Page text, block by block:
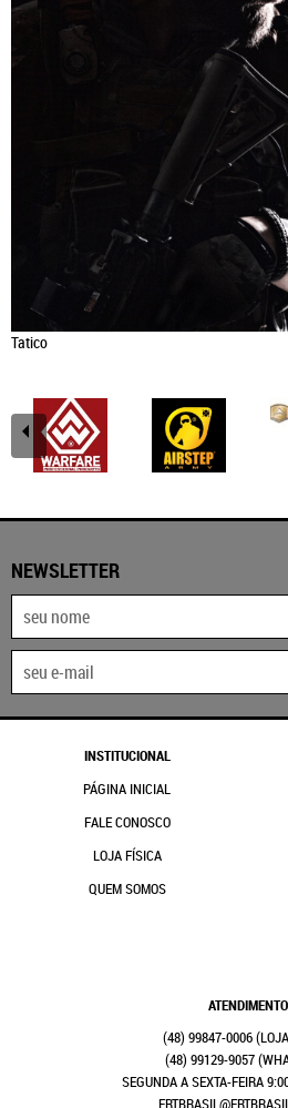
Tatico
NEWSLETTER
INSTITUCIONAL
PÁGINA INICIAL
FALE CONOSCO
LOJA FÍSICA
QUEM SOMOS
ATENDIMENTO
(48) 99847-0006
(48) 99129-9057
SEGUNDA A SEXTA-FEIRA